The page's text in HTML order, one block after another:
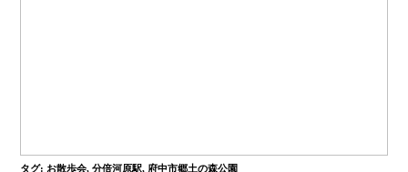
タグ: お散歩会, 分倍河原駅, 府中市郷土の森公園